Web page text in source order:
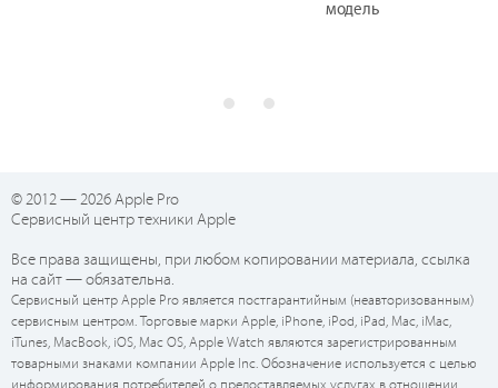
модель
© 2012 — 2026 Apple Pro
Сервисный центр техники Apple
Все права защищены, при любом копировании материала, ссылка
на сайт — обязательна.
Сервисный центр Apple Pro является постгарантийным (неавторизованным)
сервисным центром. Торговые марки Apple, iPhone, iPod, iPad, Mac, iMac,
iTunes, MacBook, iOS, Mac OS, Apple Watch являются зарегистрированным
товарными знаками компании Apple Inc. Обозначение используется с целью